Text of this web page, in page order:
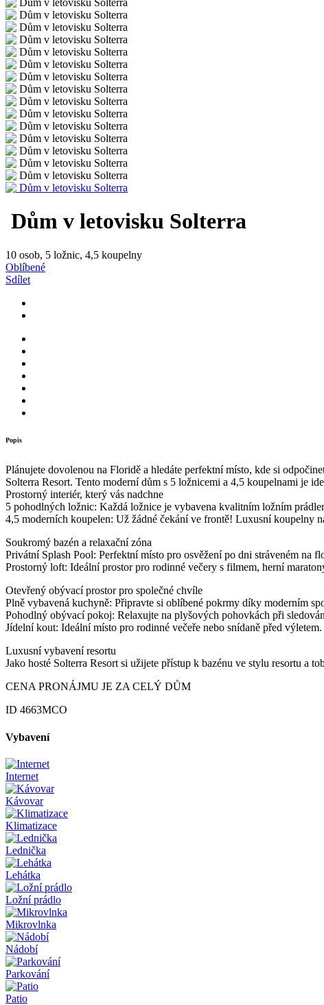
Dům v letovisku Solterra
10 osob, 5 ložnic, 4,5 koupelny
Oblíbené
Sdílet
Popis
Plánujete dovolenou na Floridě a hledáte perfektní místo, kde si
Solterra Resort. Tento moderní dům s 5 ložnicemi a 4,5 koupelnami je
Prostorný interiér, který vás nadchne
5 pohodlných ložnic: Každá ložnice je vybavena kvalitním ložním
4,5 moderních koupelen: Už žádné čekání ve frontě! Luxusní koupelny
Soukromý bazén a relaxační zóna
Privátní Splash Pool: Perfektní místo pro osvěžení po dni stráveném na
Prostorný loft: Ideální prostor pro rodinné večery s filmem, herní
Otevřený obývací prostor pro společné chvíle
Plně vybavená kuchyně: Připravte si oblíbené pokrmy díky moderním
Pohodlný obývací pokoj: Relaxujte na plyšových pohovkách při
Jídelní kout: Ideální místo pro rodinné večeře nebo snídaně před výletem.
Luxusní vybavení resortu
Jako hosté Solterra Resort si užijete přístup k bazénu ve stylu resortu a
CENA PRONÁJMU JE ZA CELÝ DŮM
ID 4663MCO
Vybavení
Internet
Kávovar
Klimatizace
Lednička
Lehátka
Ložní prádlo
Mikrovlnka
Nádobí
Parkování
Patio